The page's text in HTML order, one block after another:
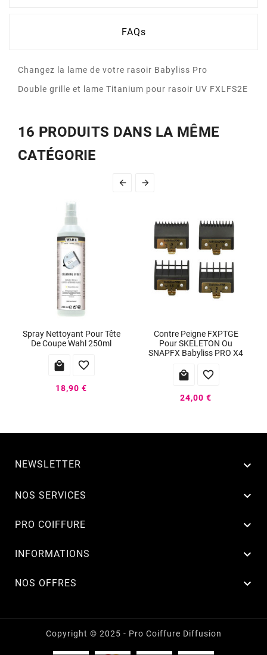
FAQs
Changez la lame de votre rasoir Babyliss Pro
Double grille et lame Titanium pour rasoir UV FXLFS2E
16 PRODUITS DANS LA MÊME
CATÉGORIE
 
Spray Nettoyant Pour Tête
De Coupe Wahl 250ml
 
18,90 €
Contre Peigne FXPTGE
Pour SKELETON Ou
SNAPFX Babyliss PRO X4
 
24,00 €
NEWSLETTER 
NOS SERVICES 
PRO COIFFURE 
INFORMATIONS 
NOS OFFRES 
Copyright © 2025 - Pro Coiffure Diffusion